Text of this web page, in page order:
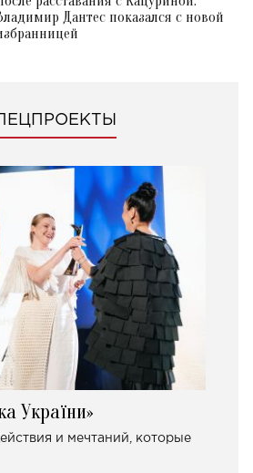
Дантес показался с новой
України»
и мечтаний, которые